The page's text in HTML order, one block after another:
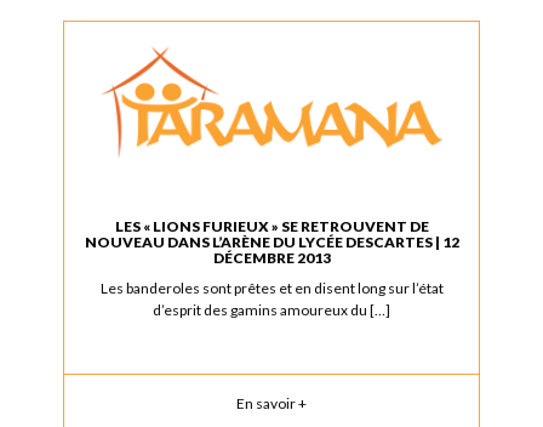
LES « LIONS FURIEUX » SE RETROUVENT DE
NOUVEAU DANS L’ARÈNE DU LYCÉE DESCARTES | 12
DÉCEMBRE 2013
Les banderoles sont prêtes et en disent long sur l’état
d’esprit des gamins amoureux du […]
En savoir +